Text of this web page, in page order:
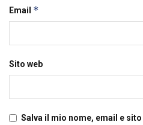
Email *
Sito web
Salva il mio nome, email e